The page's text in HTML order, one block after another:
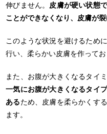
伸びません。
皮膚が硬い状態
ことができなくなり、皮膚が
このような状況を避けるため
行い、柔らかい皮膚を作って
また、お腹が大きくなるタイ
一気にお腹が大きくなるタイ
あるため、皮膚を柔らかくす
ます。